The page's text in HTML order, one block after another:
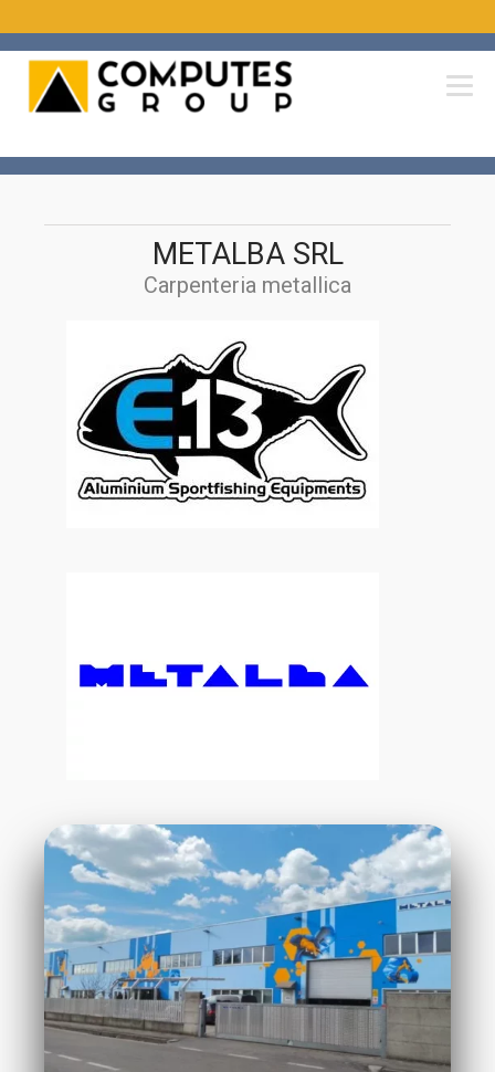
METALBA SRL
Carpenteria metallica